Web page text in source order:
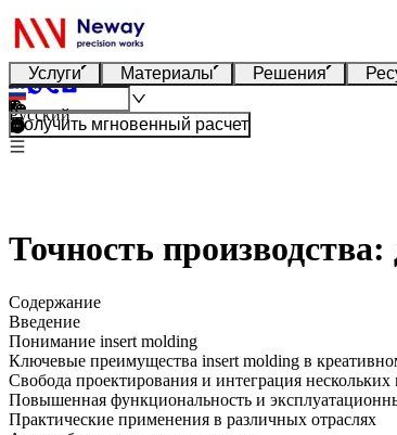
Услуги Материалы Решения
Русский
Получить мгновенный расчет
Точность
Содержание
Введение
Понимание insert molding
Ключевые преимущества insert molding в
Свобода проектирования и интеграция нескольких
Повышенная функциональность и
Практические применения в различных отраслях